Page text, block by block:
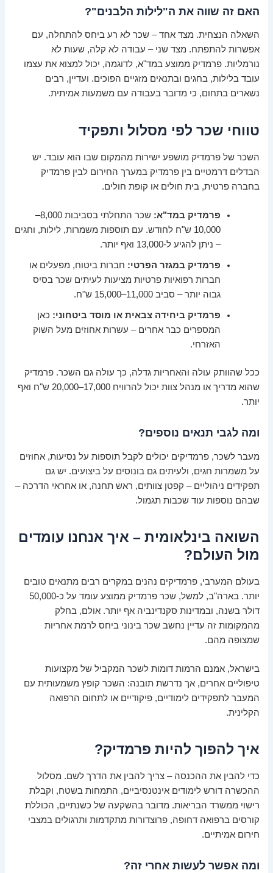
האם זה שווה את ה"לילות הלבנים"?
השאלה הנצחית. מצד אחד – שכר לא רע ביחס להתחלה, עם
אפשרות להתפתח. מצד שני – עבודה לא קלה, שעות לא
נורמליות. פרמדיק ממוצע במד"א, לדוגמה, יכול למצוא את עצמו
עובד בלילות, בחגים ובתנאים מזגיים הפוכים. ועדיין, רבים
נשארים בתחום, כי מדובר בעבודה עם משמעות אמיתית.
טווחי שכר לפי מסלול ותפקיד
השכר של פרמדיק מושפע ישירות מהמקום שבו הוא עובד. יש
הבדלים דרמטיים בין פרמדיק במערך החירום לבין פרמדיק
בחברה פרטית, בית חולים או קופת חולים.
פרמדיק במד"א:
שכר התחלתי בסביבות 8,000–
10,000 ש"ח לחודש. עם תוספות משמרות, לילות, וחגים
– ניתן להגיע ל-13,000 ואף יותר.
פרמדיק במגזר הפרטי: חברות ביטוח, מפעלים או
חברות רפואיות פרטיות מציעות לעיתים שכר בסיס
גבוה יותר – סביב 11,000–15,000 ש"ח.
פרמדיק ביחידה צבאית או מוסד ביטחוני: כאן
המספרים כבר אחרים – עשרות אחוזים מעל השוק
האזרחי.
ככל שהוותק עולה והאחריות גדלה, כך עולה גם השכר. פרמדיק
שהוא מדריך או מנהל צוות יכול להרוויח 17,000–20,000 ש"ח ואף
יותר.
ומה לגבי תנאים נוספים?
מעבר לשכר, פרמדיקים יכולים לקבל תוספות על נסיעות, אחוזים
על משמרות חגים, ולעיתים גם בונוסים על ביצועים. יש גם
תפקידים ניהוליים – קפטן צוותים, ראש תחנה, או אחראי הדרכה –
שבהם נוספות עוד שכבות תגמול.
השואה בינלאומית – איך אנחנו עומדים
מול העולם?
בעולם המערבי, פרמדיקים נהנים במקרים רבים מתנאים טובים
יותר. בארה"ב, למשל, שכר פרמדיק ממוצע עומד על כ-50,000
דולר בשנה, ובמדינות סקנדינביה אף יותר. אולם, בחלק
מהמקומות זה עדיין נחשב שכר בינוני ביחס לרמת אחריות
שמצופה מהם.
בישראל, אמנם הרמות דומות לשכר המקביל של מקצועות
טיפוליים אחרים, אך נדרשת תובנה: השכר קופץ משמעותית עם
המעבר לתפקידים לימודיים, פיקודיים או לתחום הרפואה
הקלינית.
איך להפוך להיות פרמדיק?
כדי להבין את ההכנסה – צריך להבין את הדרך לשם. מסלול
ההכשרה דורש לימודים אינטנסיביים, התמחות בשטח, וקבלת
רישוי ממשרד הבריאות. מדובר בהשקעה של כשנתיים, הכוללת
קורסים ברפואה דחופה, פרוצדורות מתקדמות ותרגולים במצבי
חירום אמיתיים.
ומה אפשר לעשות אחרי זה?